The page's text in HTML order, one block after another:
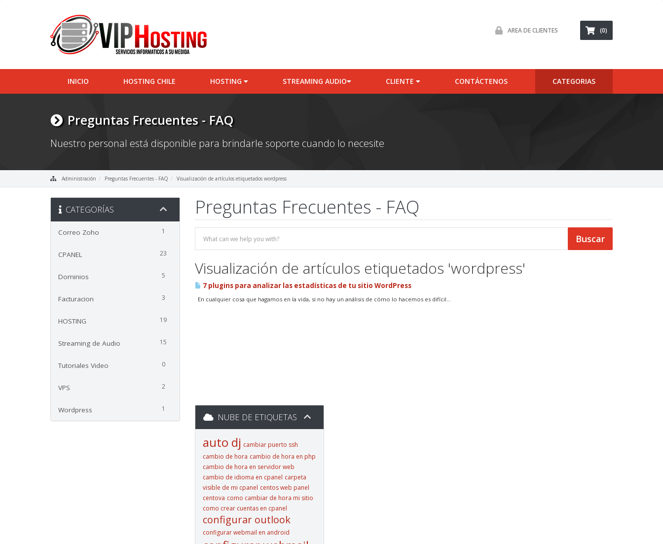
AREA DE CLIENTES (0)
INICIO HOSTING CHILE HOSTING STREAMING AUDIO CLIENTE CONTÁCTENOS CATEGORIAS
Preguntas Frecuentes - FAQ
Nuestro personal está disponible para brindarle soporte cuando lo necesite
Administración Preguntas Frecuentes - FAQ Visualización de artículos etiquetados wordpress
Preguntas Frecuentes - FAQ
CATEGORÍAS
1
Correo Zoho
23
CPANEL
5
Dominios
3
Facturacion
19
HOSTING
15
Streaming de Audio
0
Tutoriales Video
2
VPS
1
Wordpress
Visualización de artículos etiquetados 'wordpress'
7 plugins para analizar las estadísticas de tu sitio WordPress
En cualquier cosa que hagamos en la vida, si no hay un análisis de cómo lo hacemos es difícil...
NUBE DE ETIQUETAS
auto dj cambiar puerto ssh
cambio de hora cambio de hora en php
cambio de hora en servidor web
cambio de idioma en cpanel carpeta
visible de mi cpanel centos web panel
centova como cambiar de hora mi sitio
como crear cuentas en cpanel
configurar outlook
configurar webmail en android